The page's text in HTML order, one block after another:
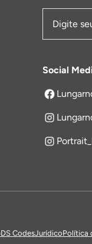
Endereço
Social
abre em
CodesJurídicoPolítica